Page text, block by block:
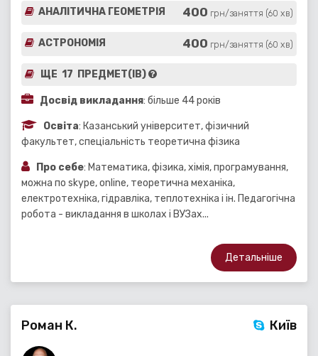
АНАЛІТИЧНА ГЕОМЕТРІЯ 400 грн/заняття (60 хв)
АСТРОНОМІЯ 400 грн/заняття (60 хв)
ЩЕ 17 ПРЕДМЕТ(ІВ)
Досвід викладання: більше 44 років
Освіта: Казанський університет, фізичний
факультет, спеціальність теоретична фізика
Про себе: Математика, фізика, хімія, програмування,
можна по skype, online, теоретична механіка,
електротехніка, гідравліка, теплотехніка і ін. Педагогічна
робота - викладання в школах і ВУЗах...
Детальніше
Роман К. Київ